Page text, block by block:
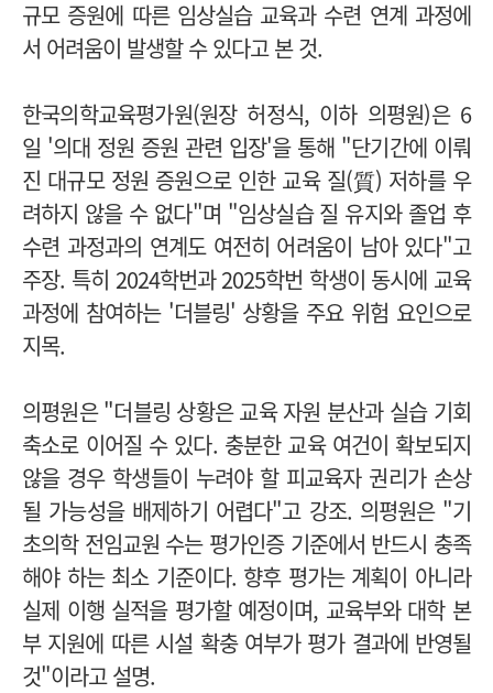
규모 증원에 따른 임상실습 교육과 수련 연계 과정에
서 어려움이 발생할 수 있다고 본 것.
한국의학교육평가원(원장 허정식, 이하 의평원)은 6
일 '의대 정원 증원 관련 입장'을 통해 "단기간에 이뤄
진 대규모 정원 증원으로 인한 교육 질(質) 저하를 우
려하지 않을 수 없다"며 "임상실습 질 유지와 졸업 후
수련 과정과의 연계도 여전히 어려움이 남아 있다"고
주장. 특히 2024학번과 2025학번 학생이 동시에 교육
과정에 참여하는 '더블링' 상황을 주요 위험 요인으로
지목.
의평원은 "더블링 상황은 교육 자원 분산과 실습 기회
축소로 이어질 수 있다. 충분한 교육 여건이 확보되지
않을 경우 학생들이 누려야 할 피교육자 권리가 손상
될 가능성을 배제하기 어렵다"고 강조. 의평원은 "기
초의학 전임교원 수는 평가인증 기준에서 반드시 충족
해야 하는 최소 기준이다. 향후 평가는 계획이 아니라
실제 이행 실적을 평가할 예정이며, 교육부와 대학 본
부 지원에 따른 시설 확충 여부가 평가 결과에 반영될
것"이라고 설명.